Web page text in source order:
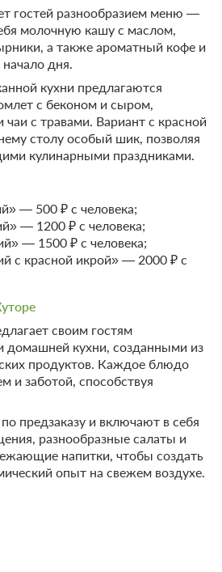
гостей разнообразием меню —
молочную кашу с маслом,
а также ароматный кофе и
дня.
кухни предлагаются
с беконом и сыром,
с травами. Вариант с красной
столу особый шик, позволяя
кулинарными праздниками.
— 500 ₽ с человека;
— 1200 ₽ с человека;
— 1500 ₽ с человека;
с красной икрой» — 2000 ₽ с
своим гостям
домашней кухни, созданными из
продуктов. Каждое блюдо
и заботой, способствуя
предзаказу и включают в себя
разнообразные салаты и
напитки, чтобы создать
опыт на свежем воздухе.